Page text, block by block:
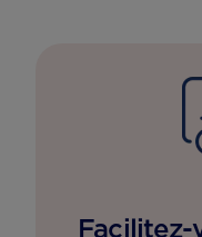
Facilitez-